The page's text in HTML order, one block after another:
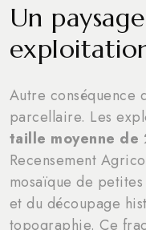
Un
Autre conséquence
parcellaire. Les
taille moyenne de
Recensement
mosaïque de
et du découpage
topographie. Ce